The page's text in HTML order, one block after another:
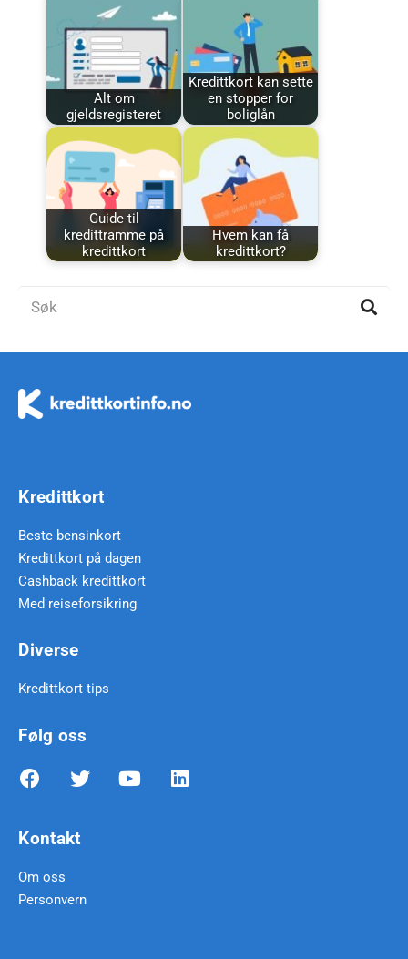
Alt om
gjeldsregisteret
Kredittkort kan sette
en stopper for
boliglån
Guide til
kredittramme på
kredittkort
Hvem kan få
kredittkort?
Kredittkort
Beste bensinkort
Kredittkort på dagen
Cashback kredittkort
Med reiseforsikring
Diverse
Kredittkort tips
Følg oss
Kontakt
Om oss
Personvern